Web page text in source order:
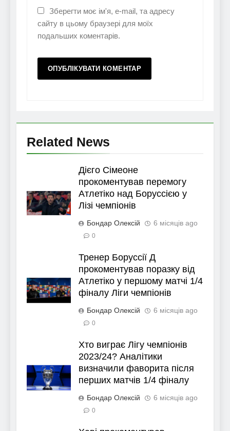
Зберегти моє ім'я, e-mail, та адресу
сайту в цьому браузері для моїх
подальших коментарів.
Related News
Дієго Сімеоне
прокоментував перемогу
Атлетіко над Боруссією у
Лізі чемпіонів
Бондар Олексій 6 місяців ago
0
Тренер Боруссії Д
прокоментував поразку від
Атлетіко у першому матчі 1/4
фіналу Ліги чемпіонів
Бондар Олексій 6 місяців ago
0
Хто виграє Лігу чемпіонів
2023/24? Аналітики
визначили фаворита після
перших матчів 1/4 фіналу
Бондар Олексій 6 місяців ago
0